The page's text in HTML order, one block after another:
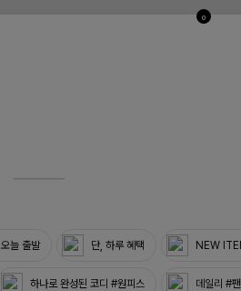
0
오늘 출발 단, 하루 혜택 NEW
하나로 완성된 코디 #원피스 데일리 #